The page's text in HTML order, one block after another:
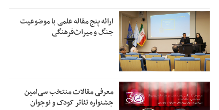
ارائه پنج مقاله علمی با موضوعیت
جنگ و میراث‌فرهنگی
معرفی مقالات منتخب سی‌امین
جشنواره تئاتر کودک و نوجوان